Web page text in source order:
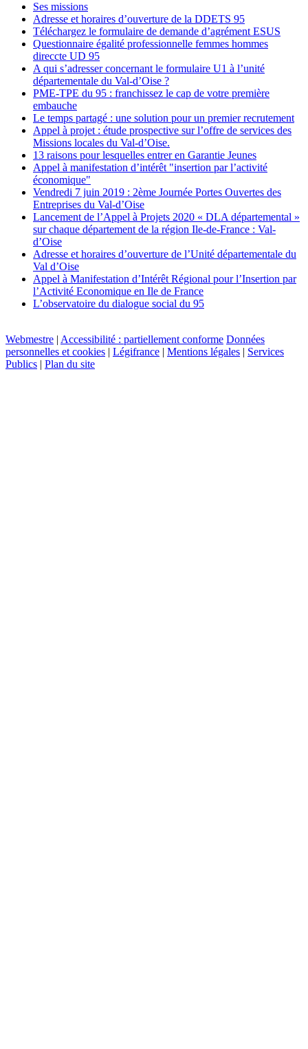
Ses missions
Adresse et horaires d’ouverture de la DDETS 95
Téléchargez le formulaire de demande d’agrément ESUS
Questionnaire égalité professionnelle femmes hommes
direccte UD 95
A qui s’adresser concernant le formulaire U1 à l’unité
départementale du Val-d’Oise ?
PME-TPE du 95 : franchissez le cap de votre première
embauche
Le temps partagé : une solution pour un premier recrutement
Appel à projet : étude prospective sur l’offre de services des
Missions locales du Val-d’Oise.
13 raisons pour lesquelles entrer en Garantie Jeunes
Appel à manifestation d’intérêt "insertion par l’activité
économique"
Vendredi 7 juin 2019 : 2ème Journée Portes Ouvertes des
Entreprises du Val-d’Oise
Lancement de l’Appel à Projets 2020 « DLA départemental »
sur chaque département de la région Ile-de-France : Val-
d’Oise
Adresse et horaires d’ouverture de l’Unité départementale du
Val d’Oise
Appel à Manifestation d’Intérêt Régional pour l’Insertion par
l’Activité Economique en Ile de France
L’observatoire du dialogue social du 95
Webmestre | Accessibilité : partiellement conforme Données
personnelles et cookies | Légifrance | Mentions légales | Services
Publics | Plan du site